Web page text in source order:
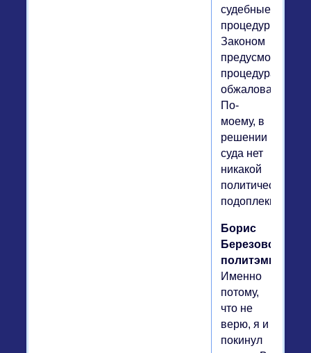
судебные
процедуры.
Законом
предусмотрена
процедура
обжалования.
По-
моему, в
решении
суда нет
никакой
политической
подоплеки.
Борис
Березовский,
политэмигрант.
Именно
потому,
что не
верю, я и
покинул